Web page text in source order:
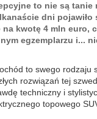
to nie są tanie
dni pojawiło
kwotę 4 mln euro,
egzemplarzu i...
to swego rodzaju
rozwiązań tej
techniczny i
topowego